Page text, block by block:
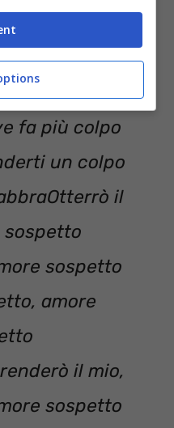
la sua
sexy…
questo
fa più colpo
un colpo
il
sospetto
sospetto
amore
il mio,
sospetto